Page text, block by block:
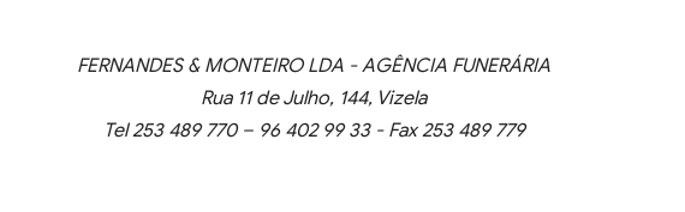
FERNANDES & MONTEIRO LDA - AGÊNCIA FUNERÁRIA
Rua 11 de Julho, 144, Vizela
Tel 253 489 770 – 96 402 99 33 - Fax 253 489 779